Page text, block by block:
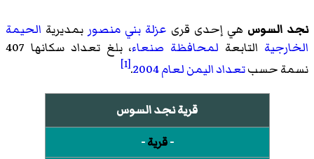
نجد السوس هي إحدى قرى عزلة بني منصور بمديرية الحيمة
الخارجية التابعة لمحافظة صنعاء
، بلغ تعداد سكانها 407
نسمة حسبتعداد اليمن لعام 2004 .
[1]
قرية نجد السوس
-قرية-